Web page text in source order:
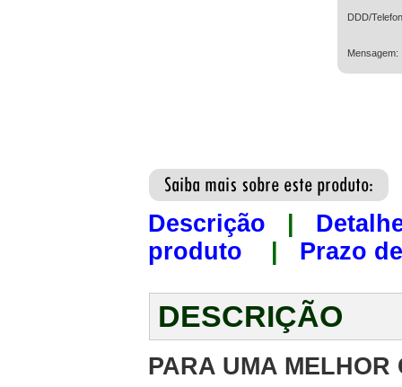
DDD/
Mensagem:
Descrição
produto
Prazo
DESCRIÇÃO
PARA UMA MELHOR